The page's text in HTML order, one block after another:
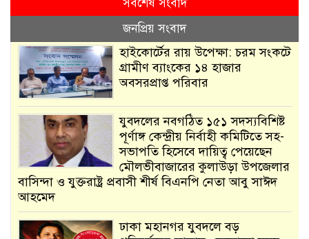
সর্বশেষ সংবাদ
জনপ্রিয় সংবাদ
হাইকোর্টের রায় উপেক্ষা: চরম সংকটে
গ্রামীণ ব্যাংকের ১৪ হাজার
অবসরপ্রাপ্ত পরিবার
যুবদলের নবগঠিত ১৫১ সদস্যবিশিষ্ট
পূর্ণাঙ্গ কেন্দ্রীয় নির্বাহী কমিটিতে সহ-
সভাপতি হিসেবে দায়িত্ব পেয়েছেন
মৌলভীবাজারের কুলাউড়া উপজেলার
বাসিন্দা ও যুক্তরাষ্ট্র প্রবাসী শীর্ষ বিএনপি নেতা আবু সাঈদ
আহমেদ
ঢাকা মহানগর যুবদলে বড়